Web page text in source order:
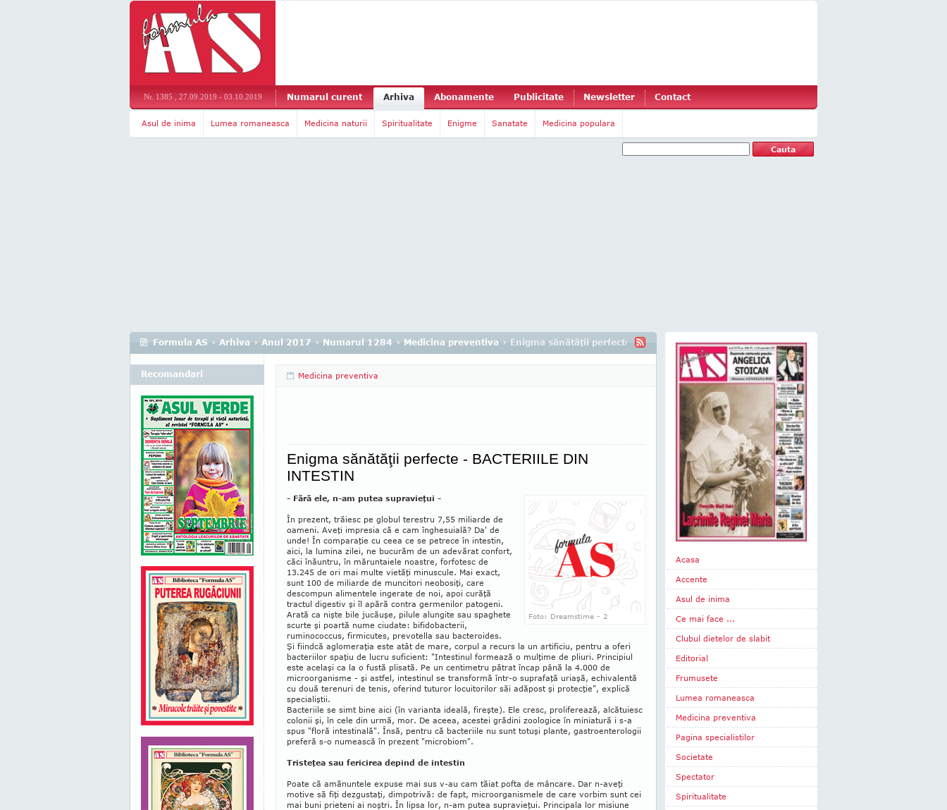
Nr. 1385 , 27.09.2019 - 03.10.2019 Numarul curent Arhiva Abonamente Publicitate Newsletter Contact
Asul de inima Lumea romaneasca Medicina naturii Spiritualitate Enigme Sanatate Medicina populara
Formula AS › Arhiva › Anul 2017 › Numarul 1284 › Medicina preventiva › Enigma sănătăţii perfecte - BACTERIILE DIN INTESTIN
Medicina preventiva
Enigma sănătăţii perfecte - BACTERIILE DIN
INTESTIN
Foto: Dreamstime - 2
- Fără ele, n-am putea supravieţui -
În prezent, trăiesc pe globul terestru 7,55 miliarde de
oameni. Aveţi impresia că e cam înghesuială? Da' de
unde! În comparaţie cu ceea ce se petrece în intestin,
aici, la lumina zilei, ne bucurăm de un adevărat confort,
căci înăun­tru, în măruntaiele noastre, forfotesc de
13.245 de ori mai multe vietăţi minuscule. Mai exact,
sunt 100 de miliarde de muncitori neobosiţi, care
descompun alimentele ingerate de noi, apoi curăţă
tractul digestiv şi îl apără contra germenilor patogeni.
Arată ca nişte bile jucăuşe, pilule alungite sau spaghete
scurte şi poartă nume ciudate: bifidobac­terii,
ruminococcus, firmicutes, prevo­tella sau bacteroides.
Şi fiindcă aglomeraţia este atât de mare, corpul a recurs la un artificiu, pentru a oferi
bacteriilor spaţiu de lucru suficient: "In­tes­tinul formează o mulţime de pliuri. Princi­piul
este acelaşi ca la o fustă plisată. Pe un centimetru pătrat încap până la 4.000 de
microorganisme - şi astfel, intestinul se trans­formă într-o suprafaţă uriaşă, echivalentă
cu două terenuri de tenis, oferind tuturor locuitorilor săi adăpost şi protecţie", explică
specialiştii.
Bacteriile se simt bine aici (în varianta ideală, fireşte). Ele cresc, proliferează, alcătuiesc
colonii şi, în cele din urmă, mor. De aceea, acestei grădini zoologice în miniatură i s-a
spus "floră intesti­nală". Însă, pentru că bacteriile nu sunt totuşi plan­te, gastroenterologii
preferă s-o numească în pre­zent "microbiom".
Tristeţea sau fericirea depind de intestin
Poate că amănuntele expuse mai sus v-au cam tăiat pofta de mâncare. Dar n-aveţi
motive să fiţi dez­gustaţi, dimpotrivă: de fapt, mi­cro­organismele de care vorbim sunt cei
mai buni prieteni ai noştri. În lipsa lor, n-am putea supravieţui. Principala lor misiune
Recomandari
Acasa
Accente
Asul de inima
Ce mai face ...
Clubul dietelor de slabit
Editorial
Frumusete
Lumea romaneasca
Medicina preventiva
Pagina specialistilor
Societate
Spectator
Spiritualitate